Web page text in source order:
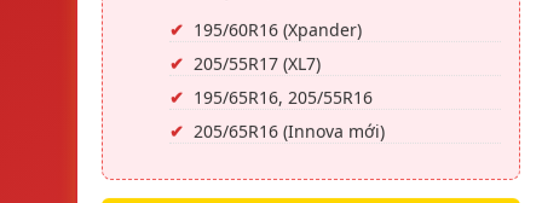
Danh mục
sản phẩm
LỐP OTANI
LỐP MICHELIN
LỐP BRIDGESTONE
LỐP GOODYEAR
195/60R16 (Xpander)
205/55R17 (XL7)
195/65R16, 205/55R16
205/65R16 (Innova mới)